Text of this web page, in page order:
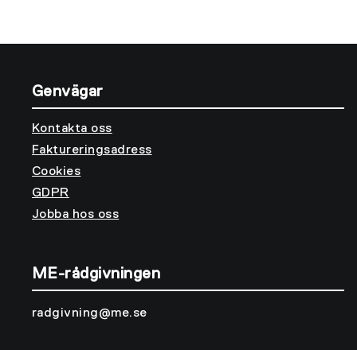
Genvägar
Kontakta oss
Faktureringsadress
Cookies
GDPR
Jobba hos oss
ME-rådgivningen
radgivning@me.se